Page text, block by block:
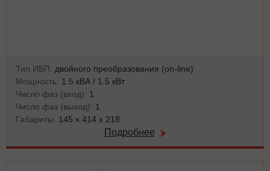
Тип ИБП: двойного преобразования (on-line)
Мощность: 1.5 кВА / 1.5 кВт
Число фаз (вход): 1
Число фаз (выход): 1
Габариты: 145 x 414 x 218
Подробнее